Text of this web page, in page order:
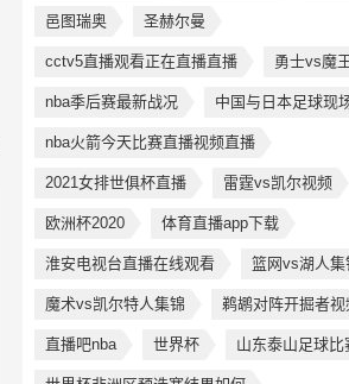
邑图瑞奥 圣赫尔曼
cctv5直播观看正在直播直播 勇士vs魔
nba季后赛最新战况 中国与日本足球现
nba火箭今天比赛直播视频直播
2021女排世俱杯直播 雷霆vs凯尔视频
欧洲杯2020 体育直播app下载
淮安电视台直播在线观看 篮网vs湖人集
魔术vs凯尔特人集锦 鹈鹕对阵开掘者视
直播吧nba 世界杯 山东泰山足球比